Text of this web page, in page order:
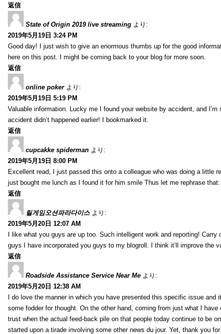
返信
State of Origin 2019 live streaming より:
2019年5月19日 3:24 PM
Good day! I just wish to give an enormous thumbs up for the good
here on this post. I might be coming back to your blog for more soon.
返信
online poker より:
2019年5月19日 5:19 PM
Valuable information. Lucky me I found your website by accident, and I’m
accident didn’t happened earlier! I bookmarked it.
返信
cupcakke spiderman より:
2019年5月19日 8:00 PM
Excellent read, I just passed this onto a colleague who was doing a little
just bought me lunch as I found it for him smile Thus let me rephrase
返信
릴게임오션파라다이스 より:
2019年5月20日 12:07 AM
I like what you guys are up too. Such intelligent work and reporting! Carry
guys I have incorporated you guys to my blogroll. I think it’ll improve the
返信
Roadside Assistance Service Near Me より:
2019年5月20日 12:38 AM
I do love the manner in which you have presented this specific issue and
some fodder for thought. On the other hand, coming from just what I have
trust when the actual feed-back pile on that people today continue to be
started upon a tirade involving some other news du jour. Yet, thank you